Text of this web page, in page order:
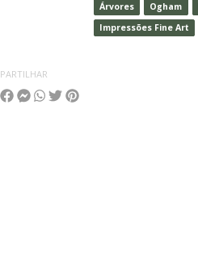
Árvores
Ogham
Impressões Fine Art
PARTILHAR